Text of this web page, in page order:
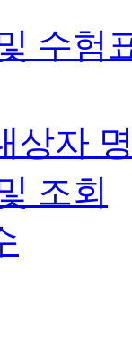
수험
상자
조회